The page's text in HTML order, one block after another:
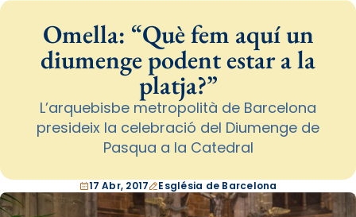
Omella: “Què fem aquí un
diumenge podent estar a la
platja?”
L’arquebisbe metropolità de Barcelona
presideix la celebració del Diumenge de
Pasqua a la Catedral
17 Abr, 2017 Església de Barcelona